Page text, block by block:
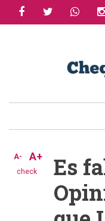
facebooktwitter
check
A- A+
Es